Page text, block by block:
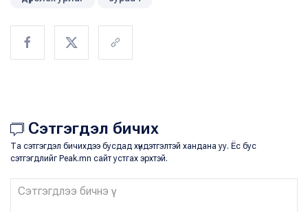
Сэтгэгдэл бичих
Та сэтгэгдэл бичихдээ бусдад хүндэтгэлтэй хандана уу. Ёс бус
сэтгэгдлийг Peak.mn сайт устгах эрхтэй.